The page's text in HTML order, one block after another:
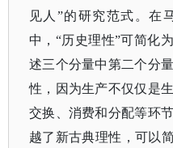
见人”的研究范式。在
中，“历史理性”可简化
述三个分量中第二个分
性，因为生产不仅仅是
交换、消费和分配等环
越了新古典理性，可以